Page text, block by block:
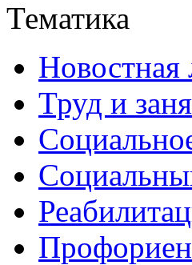
Тематика
Новостная
Труд и